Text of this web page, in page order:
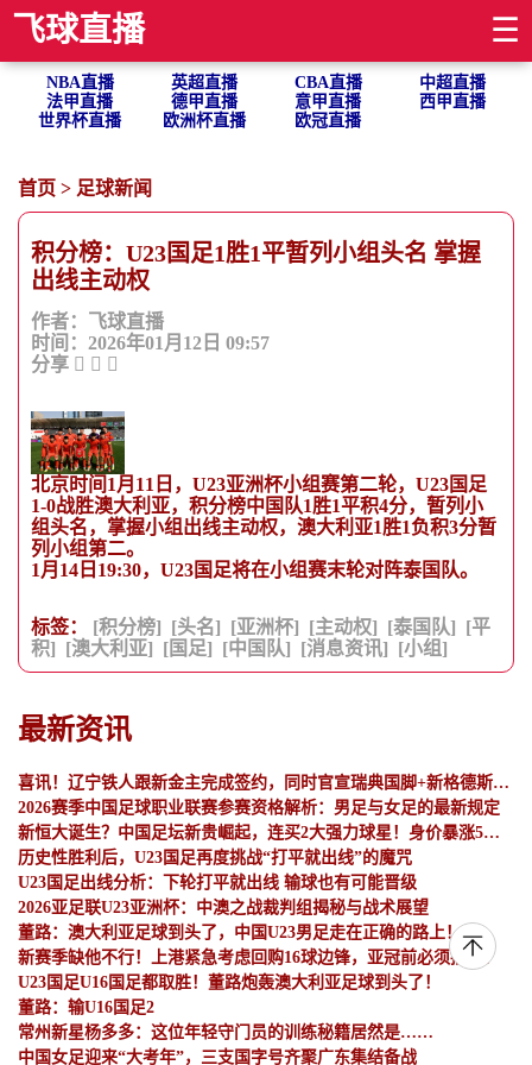
飞球直播 ☰
NBA直播 英超直播 CBA直播
中超直播
法甲直播
德甲直播 意甲直播
西甲直播
世界杯直播
欧洲杯直播 欧冠直播
首页 > 足球新闻
积分榜：U23国足1胜1平暂列小组头名 掌握
出线主动权
作者：飞球直播
时间：2026年01月12日 09:57
分享
北京时间1月11日，U23亚洲杯小组赛第二轮，U23国足
1-0战胜澳大利亚，积分榜中国队1胜1平积4分，暂列小
组头名，掌握小组出线主动权，澳大利亚1胜1负积3分暂
列小组第二。
1月14日19:30，U23国足将在小组赛末轮对阵泰国队。
标签： [积分榜] [头名] [亚洲杯] [主动权] [泰国队] [平
积] [澳大利亚] [国足] [中国队] [消息资讯] [小组]
最新资讯
喜讯！辽宁铁人跟新金主完成签约，同时官宣瑞典国脚+新格德斯加盟
2026赛季中国足球职业联赛参赛资格解析：男足与女足的最新规定
新恒大诞生？中国足坛新贵崛起，连买2大强力球星！身价暴涨5千万
历史性胜利后，U23国足再度挑战“打平就出线”的魔咒
U23国足出线分析：下轮打平就出线 输球也有可能晋级
2026亚足联U23亚洲杯：中澳之战裁判组揭秘与战术展望
董路：澳大利亚足球到头了，中国U23男足走在正确的路上！
新赛季缺他不行！上港紧急考虑回购16球边锋，亚冠前必须搞定！
U23国足U16国足都取胜！董路炮轰澳大利亚足球到头了！
董路：输U16国足2
常州新星杨多多：这位年轻守门员的训练秘籍居然是……
中国女足迎来“大考年”，三支国字号齐聚广东集结备战